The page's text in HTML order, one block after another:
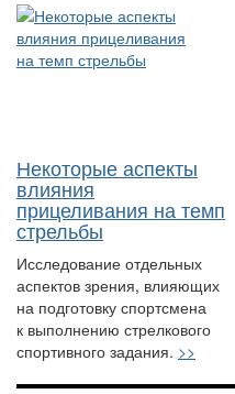
Некоторые аспекты
влияния
прицеливания на темп
стрельбы
Исследование отдельных
аспектов зрения, влияющих
на подготовку спортсмена
к выполнению стрелкового
спортивного задания. >>